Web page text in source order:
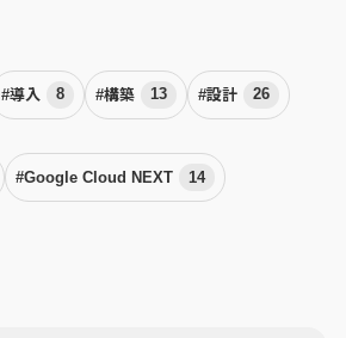
#導入 8 #構築 13 #設計 26
#Google Cloud NEXT 14